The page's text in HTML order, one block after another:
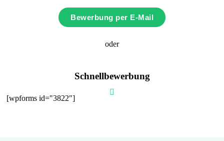
Bewerbung per E-Mail
oder
Schnellbewerbung
[wpforms id="3822"]